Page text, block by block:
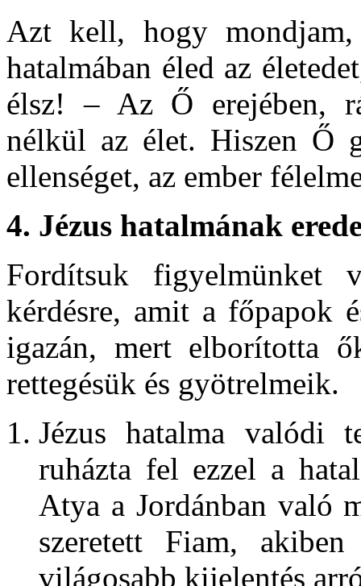
Azt kell, hogy
hatalmában éled az
élsz! – Az Ő erejében,
nélkül az élet. Hiszen Ő
ellenséget, az ember
4. Jézus hatalmának
Fordítsuk figyelmünket
kérdésre, amit a főpapok
igazán, mert elborította
rettegésük és gyötrelmeik.
Jézus hatalma valódi
ruházta fel ezzel a
Atya a Jordánban való
szeretett Fiam,
világosabb kijelentés